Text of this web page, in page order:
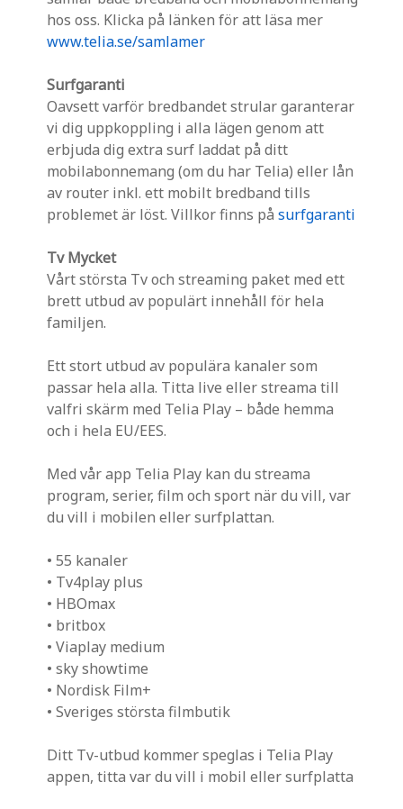
hos oss. Klicka på länken för att läsa mer
www.telia.se/samlamer
Surfgaranti
Oavsett varför bredbandet strular garanterar
vi dig uppkoppling i alla lägen genom att
erbjuda dig extra surf laddat på ditt
mobilabonnemang (om du har Telia) eller lån
av router inkl. ett mobilt bredband tills
problemet är löst. Villkor finns på surfgaranti
Tv Mycket
Vårt största Tv och streaming paket med ett
brett utbud av populärt innehåll för hela
familjen.
Ett stort utbud av populära kanaler som
passar hela alla. Titta live eller streama till
valfri skärm med Telia Play – både hemma
och i hela EU/EES.
Med vår app Telia Play kan du streama
program, serier, film och sport när du vill, var
du vill i mobilen eller surfplattan.
• 55 kanaler
• Tv4play plus
• HBOmax
• britbox
• Viaplay medium
• sky showtime
• Nordisk Film+
• Sveriges största filmbutik
Ditt Tv-utbud kommer speglas i Telia Play
appen, titta var du vill i mobil eller surfplatta